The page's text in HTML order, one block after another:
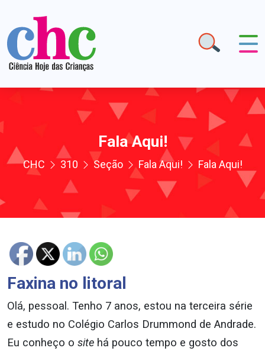
Fala Aqui!
CHC 310 Seção Fala Aqui! Fala Aqui!
Faxina no litoral
Olá, pessoal. Tenho 7 anos, estou na terceira série
e estudo no Colégio Carlos Drummond de Andrade.
Eu conheço o site há pouco tempo e gosto dos